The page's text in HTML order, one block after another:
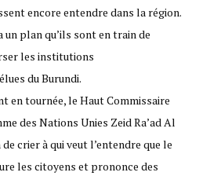
encore entendre dans la région.
un plan qu’ils sont en train de
les institutions
du Burundi.
en tournée, le Haut Commissaire
des Nations Unies Zeid Ra’ad Al
crier à qui veut l’entendre que le
les citoyens et prononce des